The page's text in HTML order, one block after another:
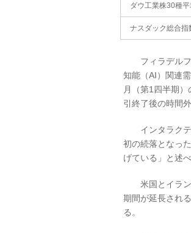
ダウ工業株30種平
ナスダック総合指
フィラデルフ
知能（AI）関連
月（第1四半期
引終了後の時間外
インタラクテ
初の続落となっ
げている」と述べ
米国とイラン
期間が延長され
る。